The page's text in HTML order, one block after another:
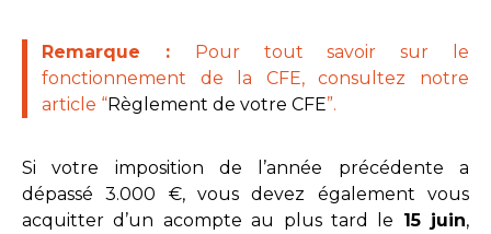
Remarque : Pour tout savoir sur le
fonctionnement de la CFE, consultez notre
article “Règlement de votre CFE”.
Si votre imposition de l’année précédente a
dépassé 3.000 €, vous devez également vous
acquitter d’un acompte au plus tard le 15 juin,